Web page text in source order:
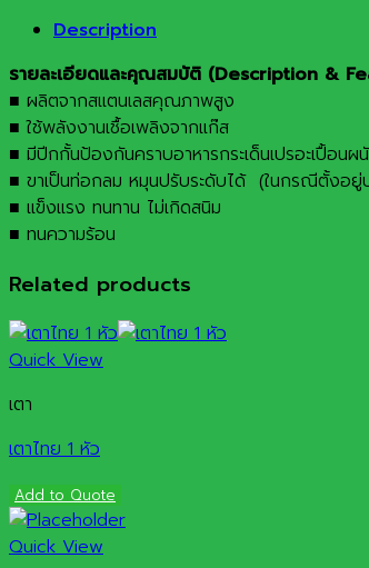
Description
รายละเอียดและคุณสมบัติ (Description &
■ ผลิตจากสแตนเลสคุณภาพสูง
■ ใช้พลังงานเชื้อเพลิงจากแก๊ส
■ มีปีกกั้นป้องกันคราบอาหารกระเด็นเปรอะเปื้อนผ
■ ขาเป็นท่อกลม หมุนปรับระดับได้ (ในกรณีตั้งอยู่
■ แข็งแรง ทนทาน ไม่เกิดสนิม
■ ทนความร้อน
Related products
Quick View
เตา
เตาไทย 1 หัว
Add to Quote
Quick View